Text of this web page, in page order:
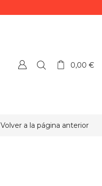
0,00€
Volver a la página anterior